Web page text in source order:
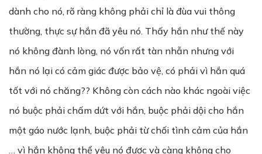
dành cho nó, rõ ràng không phải chỉ là đùa vui thông
thường, thực sự hắn đã yêu nó. Thấy hắn như thế này
nó không đành lòng, nó vốn rất tàn nhẫn nhưng với
hắn nó lại có cảm giác được bảo vệ, có phải vì hắn quá
tốt với nó chăng?? Không còn cách nào khác ngoài việc
nó buộc phải chấm dứt với hắn, buộc phải dội cho hắn
một gáo nước lạnh, buộc phải từ chối tình cảm của hắn
… vì hắn không thể yêu nó được và càng không cho